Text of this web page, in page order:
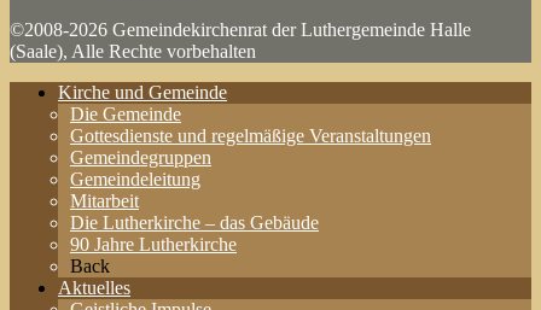
©2008-2026 Gemeindekirchenrat der Luthergemeinde Halle
(Saale), Alle Rechte vorbehalten
Kirche und Gemeinde
Die Gemeinde
Gottesdienste und regelmäßige Veranstaltungen
Gemeindegruppen
Gemeindeleitung
Mitarbeit
Die Lutherkirche – das Gebäude
90 Jahre Lutherkirche
Back
Aktuelles